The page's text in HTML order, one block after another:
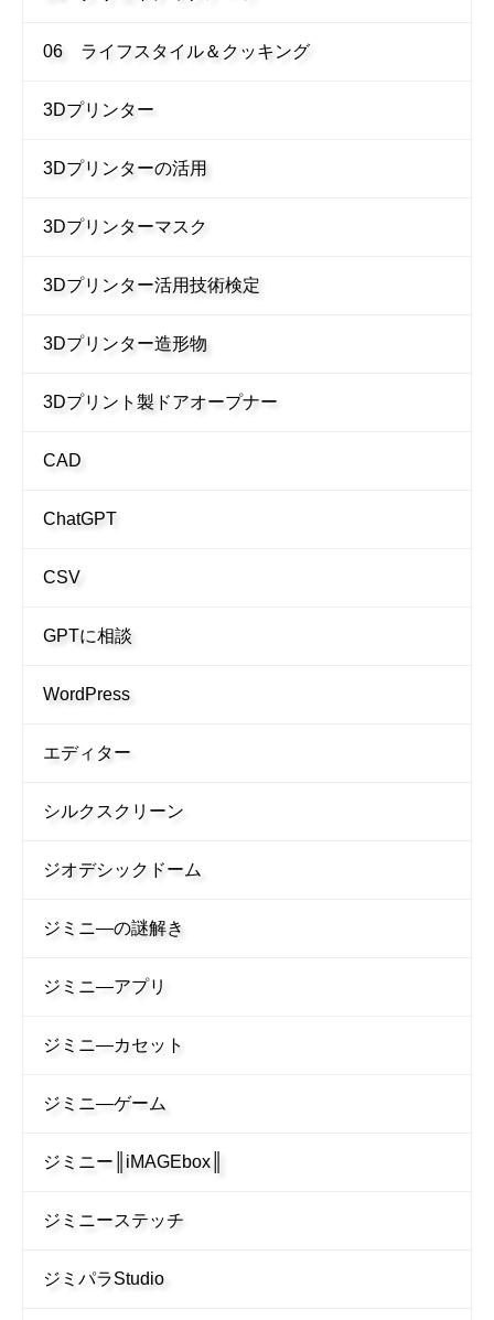
06 ライフスタイル＆クッキング
3Dプリンター
3Dプリンターの活用
3Dプリンターマスク
3Dプリンター活用技術検定
3Dプリンター造形物
3Dプリント製ドアオープナー
CAD
ChatGPT
CSV
GPTに相談
WordPress
エディター
シルクスクリーン
ジオデシックドーム
ジミニ―の謎解き
ジミニ―アプリ
ジミニ―カセット
ジミニ―ゲーム
ジミニー║iMAGEbox║
ジミニーステッチ
ジミパラStudio